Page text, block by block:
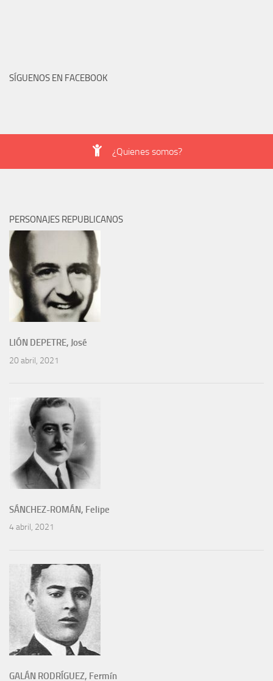
SÍGUENOS EN FACEBOOK
¿Quienes somos?
PERSONAJES REPUBLICANOS
LIÓN DEPETRE, José
20 abril, 2021
SÁNCHEZ-ROMÁN, Felipe
4 abril, 2021
GALÁN RODRÍGUEZ, Fermín